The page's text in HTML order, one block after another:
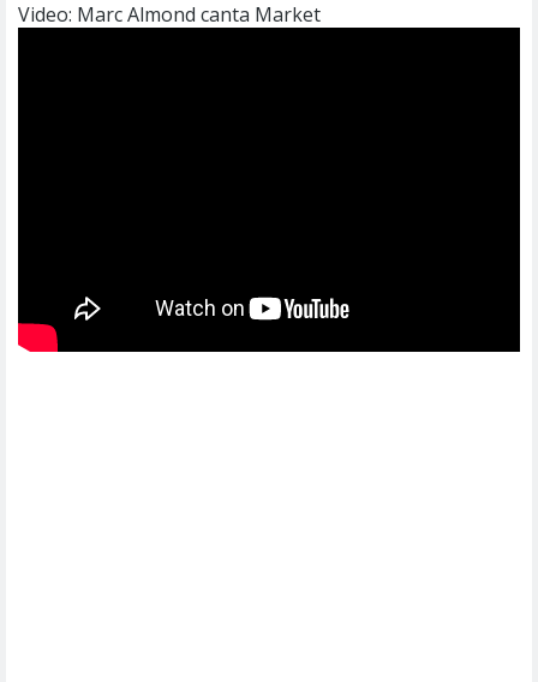
Video: Marc Almond canta Market